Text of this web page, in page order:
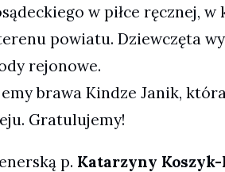
w piłce ręcznej, w
powiatu. Dziewczęta
rejonowe.
brawa Kindze Janik,
Gratulujemy!
p. Katarzyny